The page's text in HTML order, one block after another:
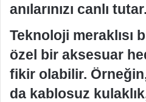
anılarınızı canlı tutar.
Teknoloji meraklısı
özel bir aksesuar
fikir olabilir.
da kablosuz